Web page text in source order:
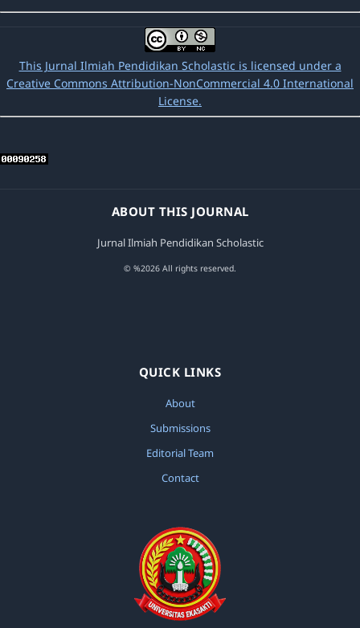
This Jurnal Ilmiah Pendidikan Scholastic is licensed under a
Creative Commons Attribution-NonCommercial 4.0 International
License.
ABOUT THIS JOURNAL
Jurnal Ilmiah Pendidikan Scholastic
© %2026 All rights reserved.
QUICK LINKS
About
Submissions
Editorial Team
Contact